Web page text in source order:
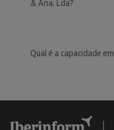
& Ana, Lda?
Qual é a capacidade